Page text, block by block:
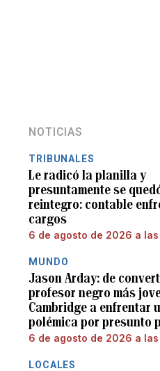
NOTICIAS
TRIBUNALES
Le radicó la planilla y
presuntamente se
reintegro: contable
cargos
6 de agosto de 2026 a las
MUNDO
Jason Arday: de
profesor negro más
Cambridge a enfrentar
polémica por presunto
6 de agosto de 2026 a las
LOCALES